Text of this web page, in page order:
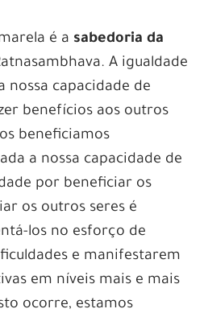
é a sabedoria da
A igualdade
nossa capacidade de
benefícios aos outros
beneficiamos
a nossa capacidade de
por beneficiar os
os outros seres é
los no esforço de
e manifestarem
em níveis mais e mais
ocorre, estamos